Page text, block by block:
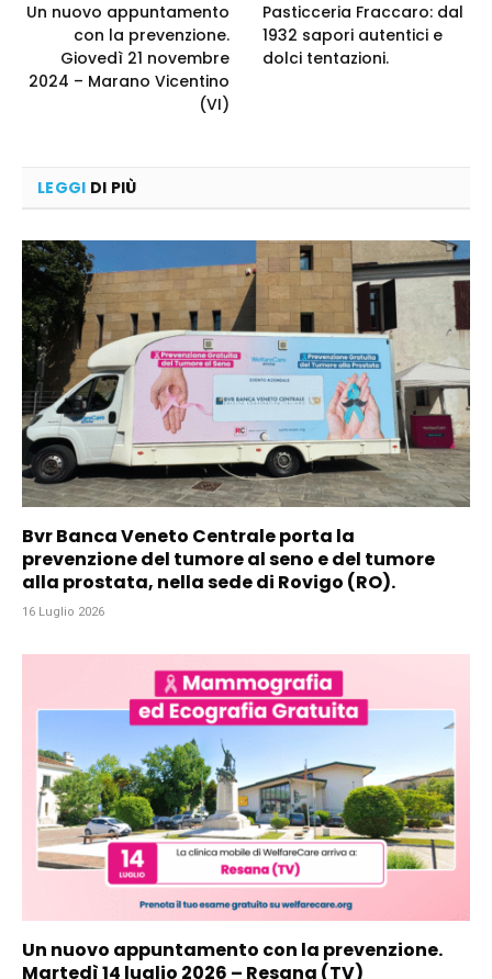
Un nuovo appuntamento
con la prevenzione.
Giovedì 21 novembre
2024 – Marano Vicentino
(VI)
Pasticceria Fraccaro: dal
1932 sapori autentici e
dolci tentazioni.
LEGGI DI PIÙ
Bvr Banca Veneto Centrale porta la
prevenzione del tumore al seno e del tumore
alla prostata, nella sede di Rovigo (RO).
16 Luglio 2026
Un nuovo appuntamento con la prevenzione.
Martedì 14 luglio 2026 – Resana (TV)